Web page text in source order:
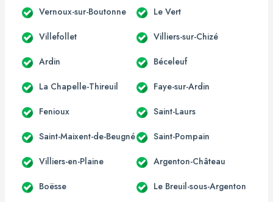
Vernoux-sur-Boutonne Le Vert
Villefollet Villiers-sur-Chizé
Ardin Béceleuf
La Chapelle-Thireuil Faye-sur-Ardin
Fenioux Saint-Laurs
Saint-Maixent-de-Beugné Saint-Pompain
Villiers-en-Plaine Argenton-Château
Boësse Le Breuil-sous-Argenton